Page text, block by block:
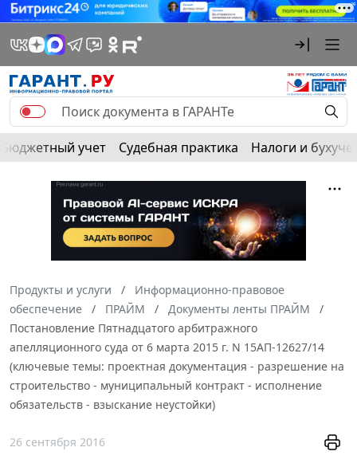
Бюджетный учет Судебная практика Налоги и
Продукты и услуги
Информационно-правовое
обеспечение
ПРАЙМ
Документы ленты ПРАЙМ
Постановление Пятнадцатого арбитражного
апелляционного суда от 6 марта 2015 г. N 15АП-12627/14
(ключевые темы: проектная документация - разрешение на
строительство - муниципальный контракт - исполнение
обязательств - взыскание неустойки)
26 сентября 2016